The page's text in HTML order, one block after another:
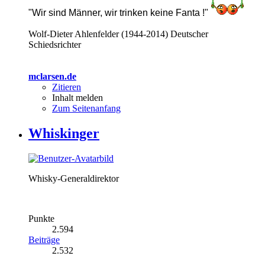
"Wir sind Männer, wir trinken keine Fanta !"
Wolf-Dieter Ahlenfelder (1944-2014) Deutscher
Schiedsrichter
mclarsen.de
Zitieren
Inhalt melden
Zum Seitenanfang
Whiskinger
Whisky-Generaldirektor
Punkte
2.594
Beiträge
2.532